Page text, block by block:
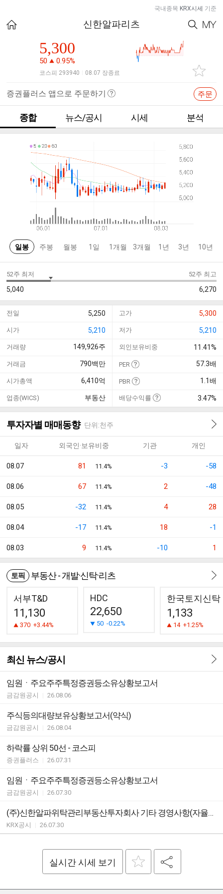
국내종목 KRX시세 기준
신한알파리츠
5,300
50 0.95%
코스피 293940 08.07 장종료
증권플러스 앱으로 주문하기 주문
종합 뉴스/공시 시세 분석
일봉 주봉 월봉 1일 1개월 3개월 1년 3년 10년
52주 최저
5,040
52주 최고
6,270
전일 5,250 고가 5,300
시가 5,210 저가 5,210
거래량 149,926주 외인보유비중 11.41%
거래금 790백만 PER 57.3배
시가총액 6,410억 PBR 1.1배
업종(WICS) 부동산 배당수익률 3.47%
투자자별 매매동향 단위:천주
일자 외국인·보유비중 기관 개인
08.07 81 11.4% -3 -58
08.06 67 11.4% 2 -48
08.05 -32 11.4% 4 28
08.04 -17 11.4% 18 -1
08.03 9 11.4% -10 1
토픽 부동산 - 개발·신탁·리츠
서부T&D
11,130
370 +3.44%
HDC
22,650
50 -0.22%
한국토지신탁
1,133
14 +1.25%
최신 뉴스/공시
임원ㆍ주요주주특정증권등소유상황보고서
금감원공시 26.08.06
주식등의대량보유상황보고서(약식)
금감원공시 26.08.04
하락률 상위 50선 - 코스피
증권플러스 26.07.31
임원ㆍ주요주주특정증권등소유상황보고서
금감원공시 26.07.30
(주)신한알파위탁관리부동산투자회사 기타 경영사항(자율공시)
KRX공시 26.07.30
실시간 시세 보기